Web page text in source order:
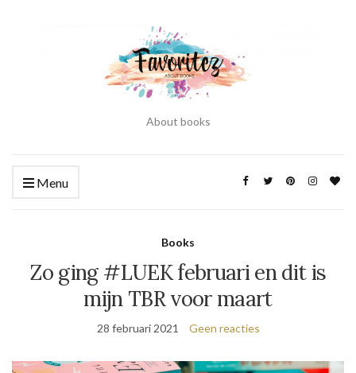
About books
Menu
Books
Zo ging #LUEK februari en dit is
mijn TBR voor maart
28 februari 2021 Geen reacties